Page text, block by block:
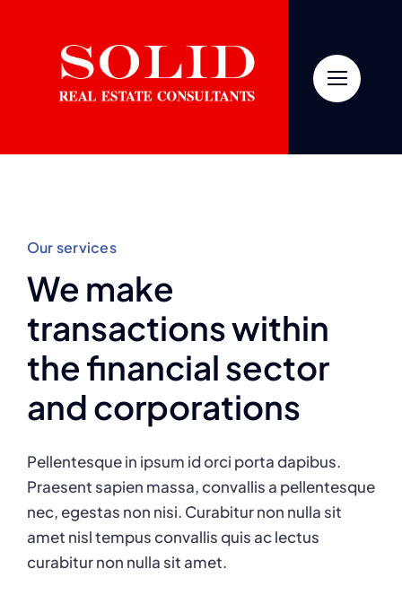
Our services
We make
transactions within
the financial sector
and corporations
Pellentesque in ipsum id orci porta dapibus.
Praesent sapien massa, convallis a pellentesque
nec, egestas non nisi. Curabitur non nulla sit
amet nisl tempus convallis quis ac lectus
curabitur non nulla sit amet.